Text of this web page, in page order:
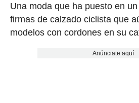
Una moda que ha puesto en
firmas de calzado ciclista que
modelos con cordones en su
Anúnciate aquí